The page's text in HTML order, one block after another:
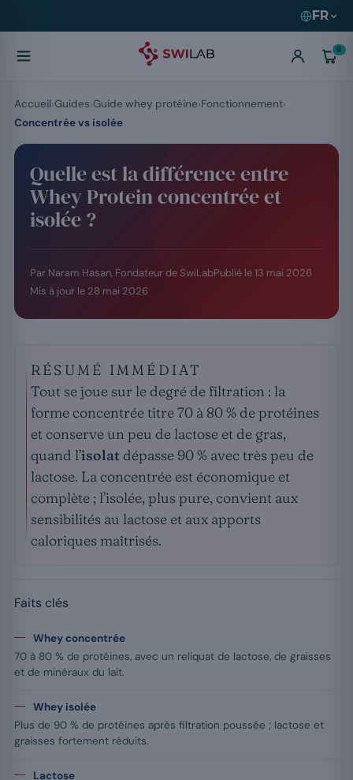
FR
0
Quelle est la différence entre
Whey Protein concentrée et
isolée ?
Par Naram Hasan, Fondateur de SwiLabPublié le 13 mai 2026
Mis à jour le 28 mai 2026
RÉSUMÉ IMMÉDIAT
Tout se joue sur le degré de filtration : la
forme concentrée titre 70 à 80 % de protéines
et conserve un peu de lactose et de gras,
quand l’isolat dépasse 90 % avec très peu de
lactose. La concentrée est économique et
complète ; l’isolée, plus pure, convient aux
sensibilités au lactose et aux apports
caloriques maîtrisés.
Faits clés
Whey concentrée
70 à 80 % de protéines, avec un reliquat de lactose, de graisses
et de minéraux du lait.
Whey isolée
Plus de 90 % de protéines après filtration poussée ; lactose et
graisses fortement réduits.
Lactose
Accueil Guides Guide whey protéine Fonctionnement
Concentrée vs isolée